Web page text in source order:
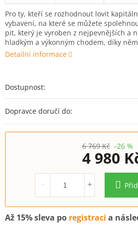
Detailní informace
Dostupnost:
Dopravce doručí do:
6 769 Kč –26 %
4 980
Až 15% sleva po registraci a
Pro ty, kteří se rozhodnout lovit
vybavení, na které se můžete
pit, který je vyroben z nejpevnějších a
hladkým a výkonným chodem, díky